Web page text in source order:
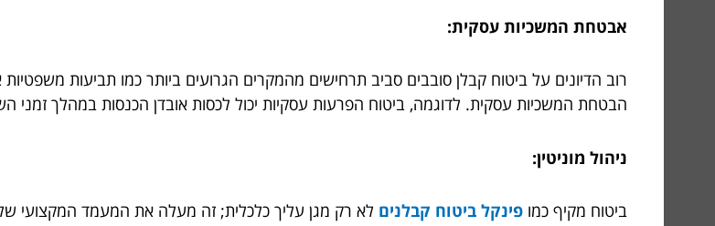
אבטחת המשכיות עסקית:
רוב הדיונים על ביטוח קבלן סובבים סביב תרחישים מהמקרים הגרועים ביותר כמו תביעות
הבטחת המשכיות עסקית. לדוגמה, ביטוח הפרעות עסקיות יכול לכסות אובדן הכנסות במהלך זמני
ניהול מוניטין:
ביטוח מקיף כמו פינקל ביטוח קבלנים לא רק מגן עליך כלכלית; זה מעלה את המעמד המקצועי